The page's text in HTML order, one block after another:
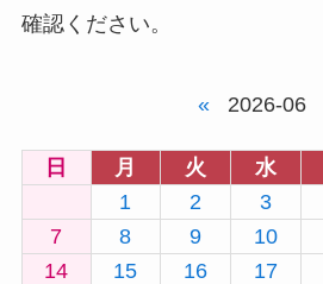
確認ください。
« 2026-06
日 月 火 水
1
2 3
7
8 9 10
14
15 16 17